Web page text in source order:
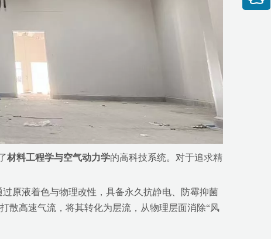
材料工程学与空气动力学的高科技系统。对于追求精
过原液着色与物理改性，具备永久抗静电、防霉抑菌
高速气流，将其转化为层流，从物理层面消除“风